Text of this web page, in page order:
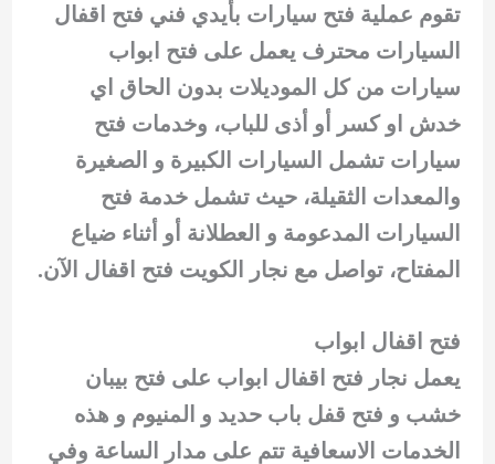
تقوم عملية فتح سيارات بأيدي فني فتح اقفال
السيارات محترف يعمل على فتح ابواب
سيارات من كل الموديلات بدون الحاق اي
خدش او كسر أو أذى للباب، وخدمات فتح
سيارات تشمل السيارات الكبيرة و الصغيرة
والمعدات الثقيلة، حيث تشمل خدمة فتح
السيارات المدعومة و العطلانة أو أثناء ضياع
المفتاح، تواصل مع نجار الكويت فتح اقفال الآن.
فتح اقفال ابواب
يعمل نجار فتح اقفال ابواب على فتح بيبان
خشب و فتح قفل باب حديد و المنيوم و هذه
الخدمات الاسعافية تتم على مدار الساعة وفي